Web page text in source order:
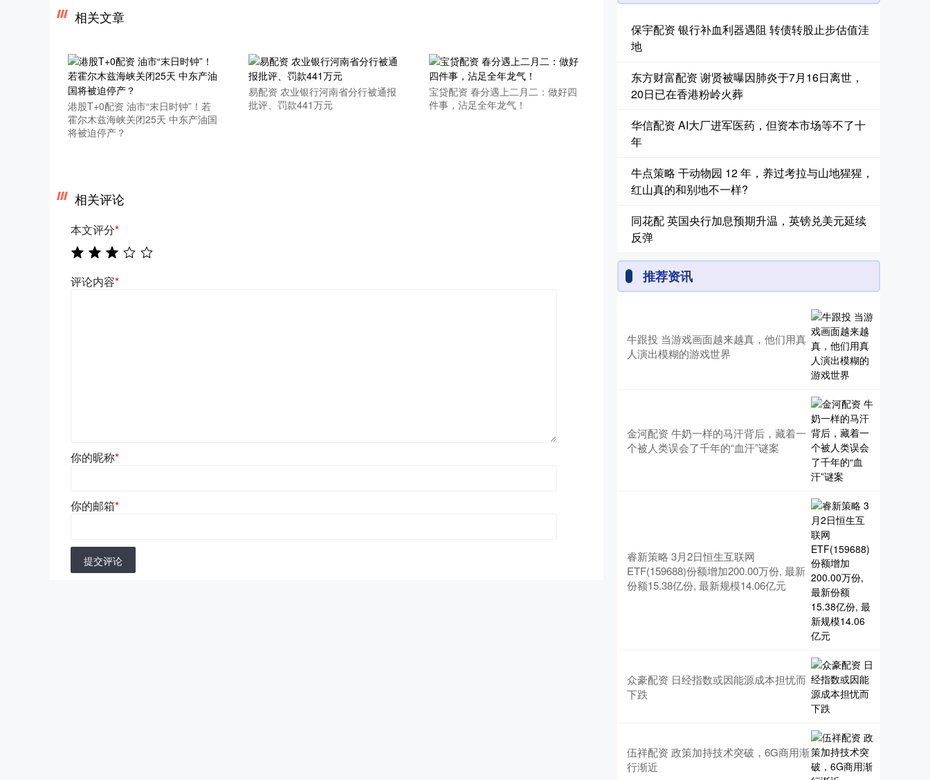
相关文章
港股T+0配资 油市“末日时钟”！若
霍尔木兹海峡关闭25天 中东产油国
将被迫停产？
易配资 农业银行河南省分行被通报
批评、罚款441万元
宝贷配资 春分遇上二月二：做好四
件事，沾足全年龙气！
相关评论
本文评分*
评论内容*
你的昵称*
你的邮箱*
提交评论
保宇配资 银行补血利器遇阻 转债转股止步估值洼
地
东方财富配资 谢贤被曝因肺炎于7月16日离世，
20日已在香港粉岭火葬
华信配资 AI大厂进军医药，但资本市场等不了十
年
牛点策略 干动物园 12 年，养过考拉与山地猩猩，
红山真的和别地不一样?
同花配 英国央行加息预期升温，英镑兑美元延续
反弹
推荐资讯
牛跟投 当游戏画面越来越真，他们用真
人演出模糊的游戏世界
金河配资 牛奶一样的马汗背后，藏着一
个被人类误会了千年的“血汗”谜案
睿新策略 3月2日恒生互联网
ETF(159688)份额增加200.00万份, 最新
份额15.38亿份, 最新规模14.06亿元
众豪配资 日经指数或因能源成本担忧而
下跌
伍祥配资 政策加持技术突破，6G商用渐
行渐近